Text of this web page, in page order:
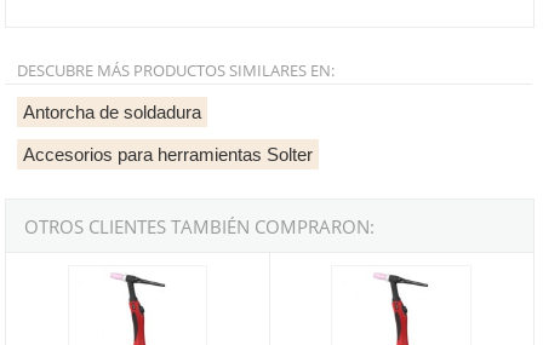
DESCUBRE MÁS PRODUCTOS SIMILARES EN:
Antorcha de soldadura
Accesorios para herramientas Solter
OTROS CLIENTES TAMBIÉN COMPRARON: